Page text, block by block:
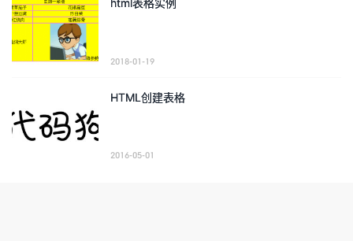
html表格实例
2018-01-19
HTML创建表格
2016-05-01